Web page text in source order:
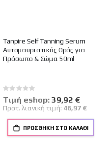
Tanpire Self Tanning Serum
Αυτομαυριστικός Ορός για
Πρόσωπο & Σώμα 50ml
Rating:
0%
Tιμή eshop: Ειδική
Τιμή
39,92 €
Προτ. λιανική τιμή: 46,97 €
ΠΡΟΣΘΉΚΗ ΣΤΟ ΚΑΛΆΘΙ